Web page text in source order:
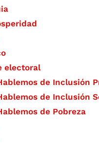
electoral
de Inclusión
de Inclusión
de Pobreza